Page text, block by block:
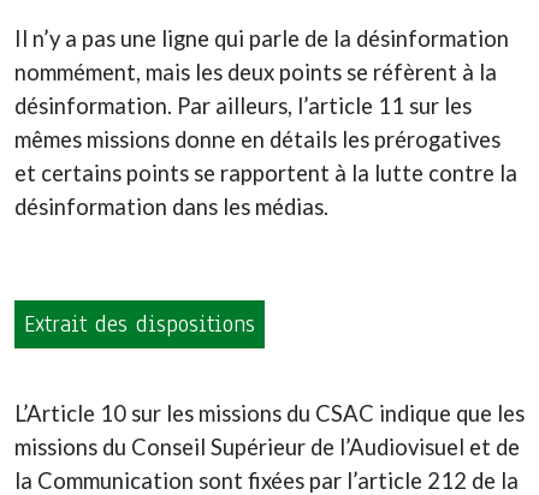
Il n’y a pas une ligne qui parle de la désinformation
nommément, mais les deux points se réfèrent à la
désinformation. Par ailleurs, l’article 11 sur les
mêmes missions donne en détails les prérogatives
et certains points se rapportent à la lutte contre la
désinformation dans les médias.
Extrait des dispositions
L’Article 10 sur les missions du CSAC indique que les
missions du Conseil Supérieur de l’Audiovisuel et de
la Communication sont fixées par l’article 212 de la